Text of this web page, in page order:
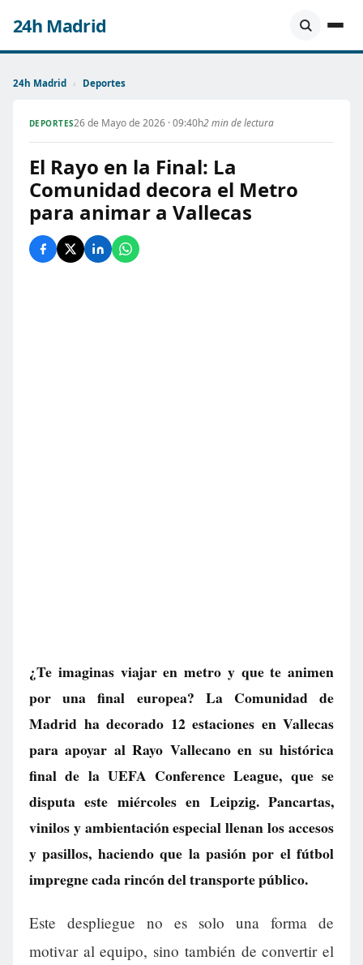
24h Madrid
24h Madrid › Deportes
DEPORTES26 de Mayo de 2026 · 09:40h2 min de lectura
El Rayo en la Final: La
Comunidad decora el Metro
para animar a Vallecas
¿Te imaginas viajar en metro y que te animen
por una final europea? La Comunidad de
Madrid ha decorado 12 estaciones en Vallecas
para apoyar al Rayo Vallecano en su histórica
final de la UEFA Conference League, que se
disputa este miércoles en Leipzig. Pancartas,
vinilos y ambientación especial llenan los accesos
y pasillos, haciendo que la pasión por el fútbol
impregne cada rincón del transporte público.
Este despliegue no es solo una forma de
motivar al equipo, sino también de convertir el